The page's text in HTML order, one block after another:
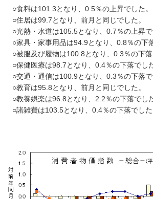
○食料は101.3となり、0.5％の上昇でした。
○住居は99.7となり、前月と同じでした。
○光熱・水道は105.5となり、0.7％の上昇で
○家具・家事用品は94.9となり、0.8％の下
○被服及び履物は100.8となり、0.3％の下落
○保健医療は98.7となり、0.4％の下落でした
○交通・通信は100.9となり、0.3％の下落で
○教育は95.8となり、前月と同じでした。
○教養娯楽は96.8となり、2.2％の下落でした
○諸雑費は103.5となり、0.4％の下落でした